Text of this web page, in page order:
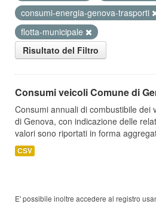
consumi-energia-genova-trasporti
flotta-municipale
Risultato del Filtro
Consumi veicoli Comune di
Consumi annuali di combustibile dei
di Genova, con indicazione delle
valori sono riportati in forma
CSV
E' possibile inoltre accedere al registro